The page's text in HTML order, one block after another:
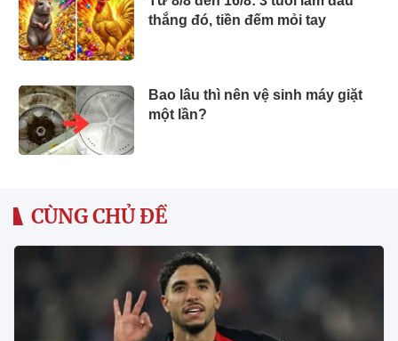
thắng đó, tiền đếm mỏi tay
Bao lâu thì nên vệ sinh máy giặt
một lần?
CÙNG CHỦ ĐỀ